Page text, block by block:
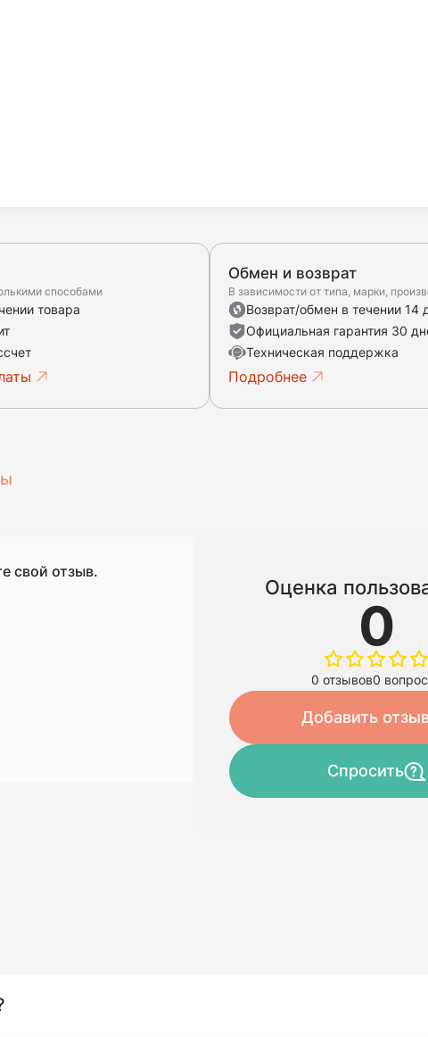
способами
товара
Обмен и возврат
В зависимости от типа, марки,
Возврат/обмен в течении 14
Официальная гарантия 30
Техническая поддержка
Подробнее
свой отзыв.
Оценка
0
0 отзывов0
Добавить
Спросить